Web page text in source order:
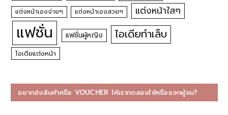
แต่งหน้าเองง่ายๆ แต่งหน้าเองสวยๆ แต่งหน้าใสๆ
แฟชั่น แฟชั่นผู้หญิง ไอเดียทำเล็บ
ไอเดียแต่งหน้า
อยากส่งสินค้าหรือ VOUCHER ให้เราทดลองใช้หรือแจกผู้ชม?